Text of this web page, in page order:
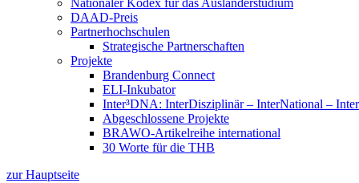
Nationaler Kodex für das Ausländerstudium
DAAD-Preis
Partnerhochschulen
Strategische Partnerschaften
Projekte
Brandenburg Connect
ELI-Inkubator
Inter³DNA: InterDisziplinär – InterNational –
Abgeschlossene Projekte
BRAWO-Artikelreihe international
30 Worte für die THB
zur Hauptseite